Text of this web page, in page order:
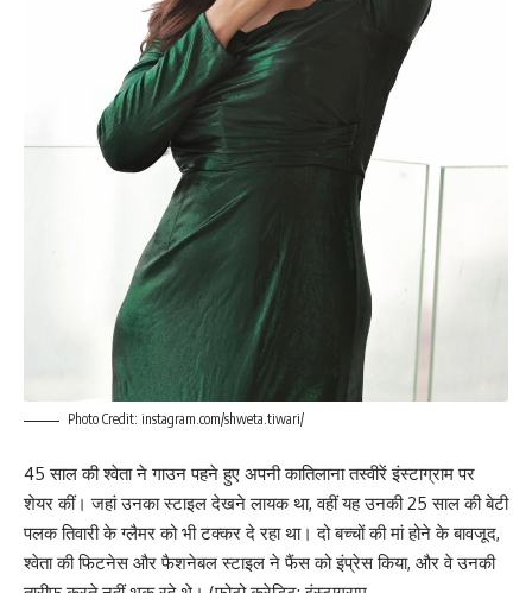
Photo Credit: instagram.com/shweta.tiwari/
45 साल की श्वेता ने गाउन पहने हुए अपनी कातिलाना तस्वीरें इंस्टाग्राम पर
शेयर कीं। जहां उनका स्टाइल देखने लायक था, वहीं यह उनकी 25 साल की बेटी
पलक तिवारी के ग्लैमर को भी टक्कर दे रहा था। दो बच्चों की मां होने के बावजूद,
श्वेता की फिटनेस और फैशनेबल स्टाइल ने फैंस को इंप्रेस किया, और वे उनकी